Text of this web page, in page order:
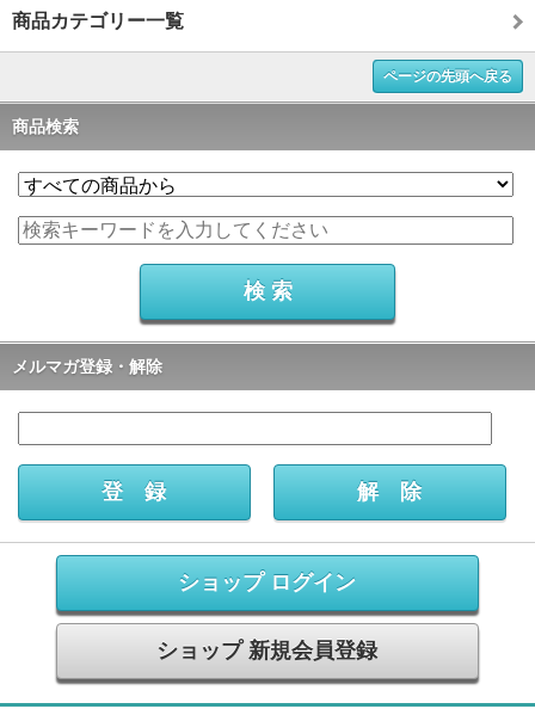
商品カテゴリー一覧
ページの先頭へ戻る
商品検索
メルマガ登録・解除
ショップ ログイン
ショップ 新規会員登録